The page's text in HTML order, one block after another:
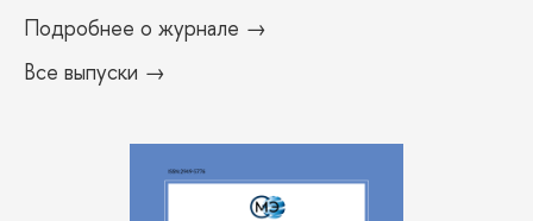
Подробнее о журнале →
Все выпуски →